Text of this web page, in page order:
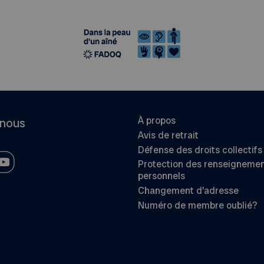
À propos
Avis de retrait
Défense des droits collectifs
Protection des
personnels
Changement d’adresse
Numéro de membre oublié?